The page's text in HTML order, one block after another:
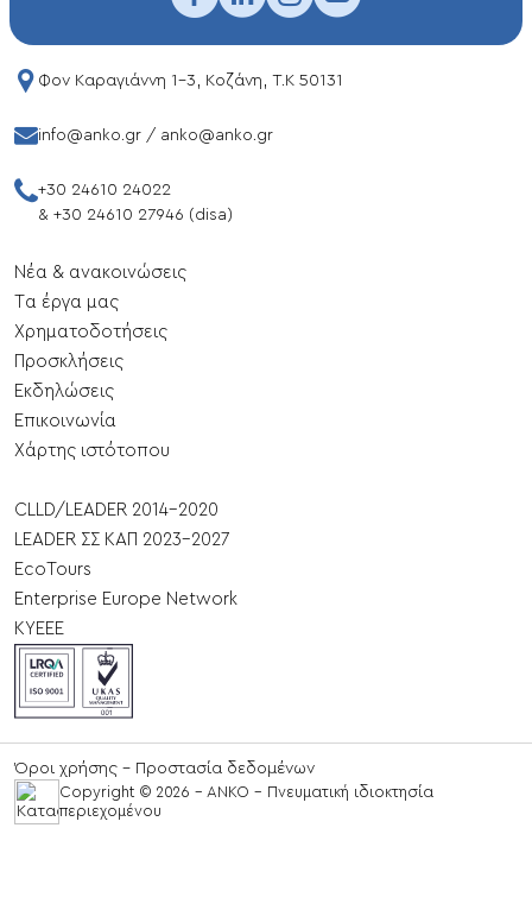
Φον Καραγιάννη 1-3, Κοζάνη, T.K 50131
info@anko.gr / anko@anko.gr
+30 24610 24022
& +30 24610 27946 (disa)
Νέα & ανακοινώσεις
Tα έργα μας
Xρηματοδοτήσεις
Προσκλήσεις
Εκδηλώσεις
Επικοινωνία
Χάρτης ιστότοπου
CLLD/LEADER 2014-2020
LEADER ΣΣ ΚΑΠ 2023-2027
EcoTours
Enterprise Europe Network
ΚΥΕΕΕ
Copyright © 2026 - ANKO - Πνευματική ιδιοκτησία
περιεχομένου
Όροι χρήσης - Προστασία δεδομένων